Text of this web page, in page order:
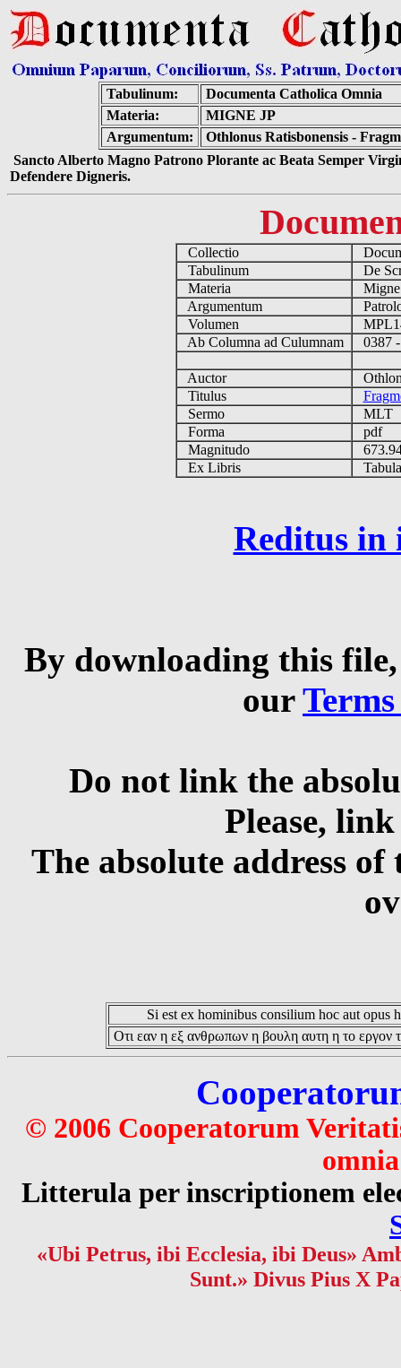
Tabulinum:
Documenta Catholica Omnia
Materia:
MIGNE JP
Argumentum:
Othlonus Ratisbonensis -
Sancto Alberto Magno Patrono Plorante ac Beata Semper
Defendere Digneris.
Collectio
Tabulinum
De
Materia
Argumentum
Volumen
Ab Columna ad Culumnam
0387
Auctor
Titulus
Sermo
MLT
Forma
pdf
Magnitudo
Ex Libris
Reditus in
By downloading this
our
Do not link the
Please,
The absolute address
Si est ex hominibus consilium hoc aut opus
Οτι εαν η εξ ανθρωπων η βουλη αυτη η το εργον
© 2006 Cooperatorum
Litterula per inscriptionem
«Ubi Petrus, ibi Ecclesia, ibi Deus»
Sunt.» Divus Pius X